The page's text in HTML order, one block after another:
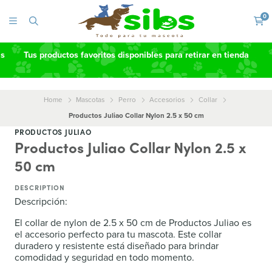
0
Tus productos favoritos disponibles para retirar en tienda
Home Mascotas Perro Accesorios
Collar
Productos Juliao Collar Nylon 2.5 x 50 cm
PRODUCTOS JULIAO
Productos Juliao Collar Nylon 2.5 x
50 cm
DESCRIPTION
Descripción:
El collar de nylon de 2.5 x 50 cm de Productos Juliao es
el accesorio perfecto para tu mascota. Este collar
duradero y resistente está diseñado para brindar
comodidad y seguridad en todo momento.